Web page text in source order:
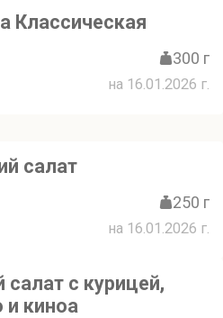
Классическая
300 г
на 16.01.2026 г.
салат
250 г
на 16.01.2026 г.
салат с курицей,
и киноа